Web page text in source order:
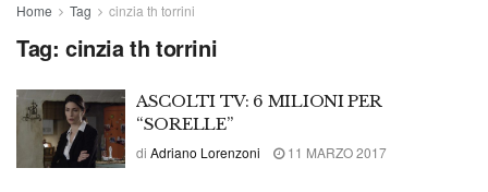
Home Tag cinzia th torrini
Tag: cinzia th torrini
ASCOLTI TV: 6 MILIONI PER
“SORELLE”
di Adriano Lorenzoni 11 MARZO 2017